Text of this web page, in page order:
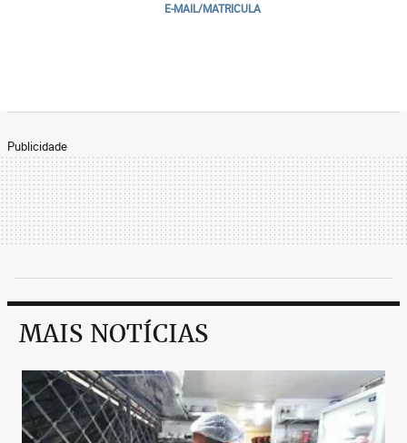
E-MAIL/MATRICULA
Publicidade
MAIS NOTÍCIAS